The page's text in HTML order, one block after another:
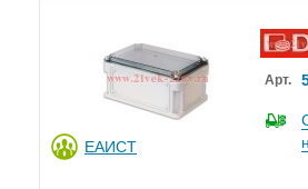
ЕАИСТ
Арт.